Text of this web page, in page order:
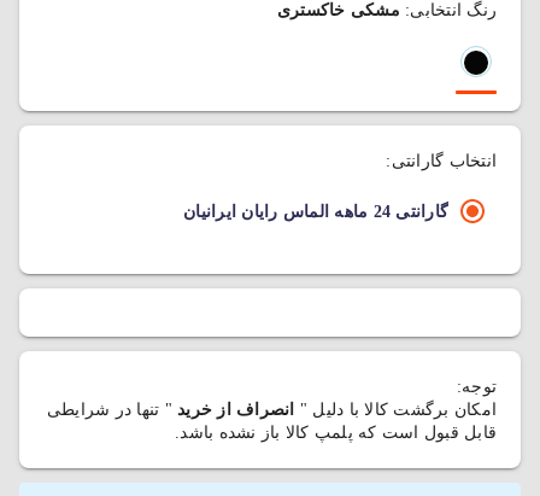
رنگ انتخابی: مشکی خاکستری
انتخاب گارانتی:
گارانتی 24 ماهه الماس رایان ایرانیان
توجه:
امکان برگشت کالا با دلیل "
انصراف از خرید " تنها در شرایطی
قابل قبول است که پلمپ کالا باز نشده باشد.